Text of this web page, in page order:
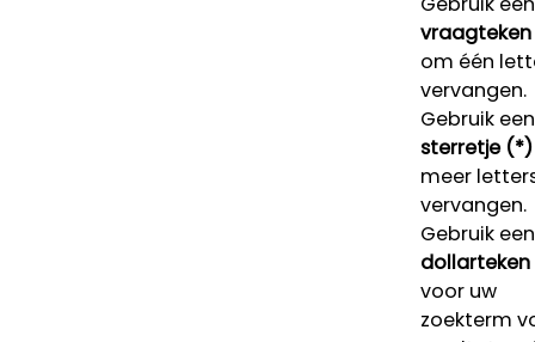
om één
vervangen.
Gebruik een
sterretje (*)
meer
vervangen.
Gebruik een
voor uw
zoekterm